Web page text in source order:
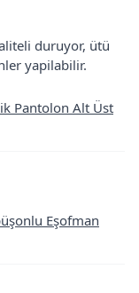
duruyor, ütü
yapilabilir.
Pantolon Alt Üst
Eşofman